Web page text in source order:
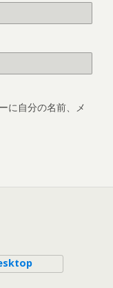
に自分の名前、メ